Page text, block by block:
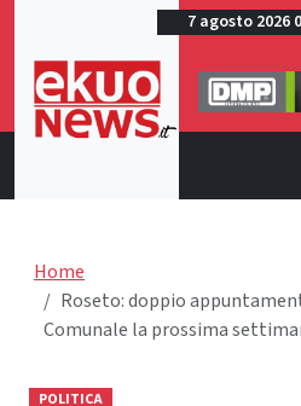
7 agosto 2026
Home
Roseto: doppio
Comunale la prossima
POLITICA